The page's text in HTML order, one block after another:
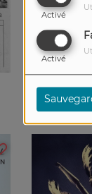
Activé
Activé
DAVID